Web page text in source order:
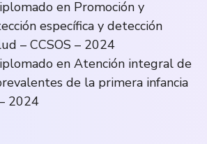
en Promoción y
específica y detección
– CCSOS – 2024
en Atención integral de
de la primera infancia
2024